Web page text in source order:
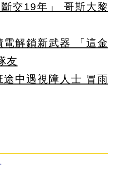
交19年」 哥斯大黎
解鎖新武器 「這金
友
中遇視障人士 冒雨